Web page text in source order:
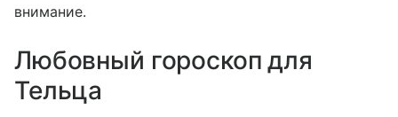
внимание.
Любовный гороскоп для
Тельца